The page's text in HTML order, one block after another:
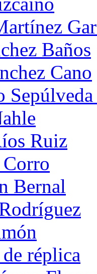
Baños
Cano
Ruiz
Bernal
réplica